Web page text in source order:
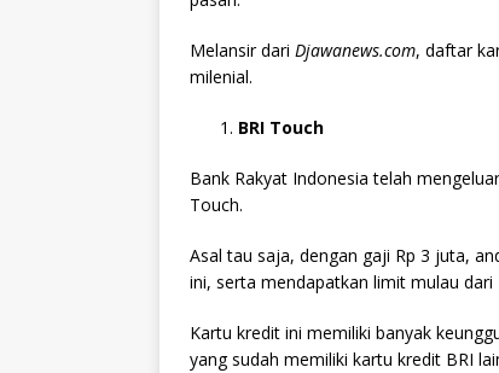
Melansir dari Djawanews.com, daftar
milenial.
BRI Touch
Bank Rakyat Indonesia telah
Touch.
Asal tau saja, dengan gaji Rp 3 juta,
ini, serta mendapatkan limit mulau
Kartu kredit ini memiliki banyak
yang sudah memiliki kartu kredit BRI